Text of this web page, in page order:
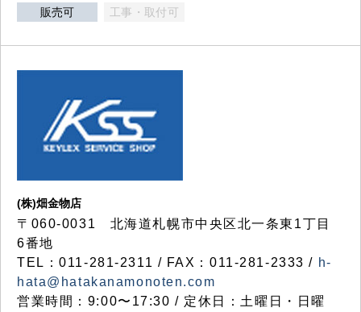
販売可 工事・取付可
(株)畑金物店
〒060-0031 北海道札幌市中央区北一条東1丁目
6番地
TEL：011-281-2311 / FAX：011-281-2333 / h-
hata@hatakanamonoten.com
営業時間：9:00〜17:30 / 定休日：土曜日・日曜